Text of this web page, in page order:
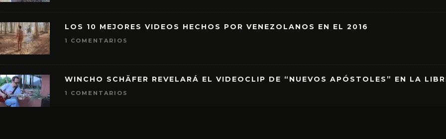
LOS 10 MEJORES VIDEOS HECHOS POR VENEZOLANOS EN EL 2016
1 COMENTARIOS
WINCHO SCHÄFER REVELARÁ EL VIDEOCLIP DE “NUEVOS APÓSTOLES” EN LA
1 COMENTARIOS